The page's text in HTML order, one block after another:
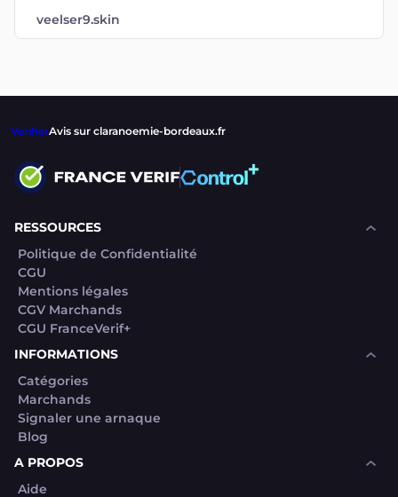
veelser9.skin
VerifierAvis sur claranoemie-bordeaux.fr
RESSOURCES
Politique de Confidentialité
CGU
Mentions légales
CGV Marchands
CGU FranceVerif+
INFORMATIONS
Catégories
Marchands
Signaler une arnaque
Blog
A PROPOS
Aide